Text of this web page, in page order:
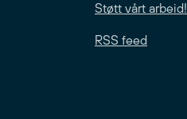
Støtt vårt arbeid!
RSS feed